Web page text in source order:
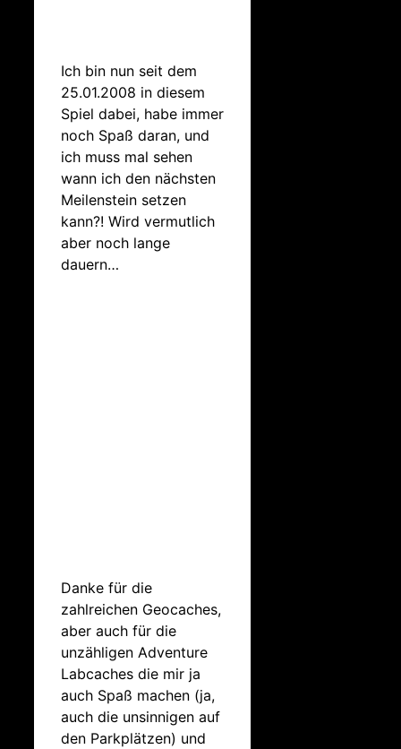
Ich bin nun seit dem
25.01.2008 in diesem
Spiel dabei, habe immer
noch Spaß daran, und
ich muss mal sehen
wann ich den nächsten
Meilenstein setzen
kann?! Wird vermutlich
aber noch lange
dauern…
Danke für die
zahlreichen Geocaches,
aber auch für die
unzähligen Adventure
Labcaches die mir ja
auch Spaß machen (ja,
auch die unsinnigen auf
den Parkplätzen) und